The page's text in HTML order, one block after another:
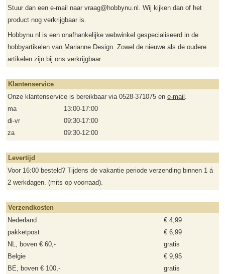
Stuur dan een e-mail naar vraag@hobbynu.nl. Wij kijken dan of het
product nog verkrijgbaar is.
Hobbynu.nl is een onafhankelijke webwinkel gespecialiseerd in de
hobbyartikelen van Marianne Design. Zowel de nieuwe als de oudere
artikelen zijn bij ons verkrijgbaar.
Klantenservice
Onze klantenservice is bereikbaar via 0528-371075 en e-mail .
ma
13:00-17:00
di-vr
09:30-17:00
za
09:30-12:00
Levertijd
Voor 16:00 besteld? Tijdens de vakantie periode verzending binnen 1 á
2 werkdagen. (mits op voorraad).
Verzendkosten
Nederland
€ 4,99
pakketpost
€ 6,99
NL, boven € 60,-
gratis
Belgie
€ 9,95
BE, boven € 100,-
gratis